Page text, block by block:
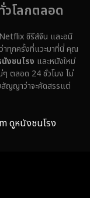
วโลกตลอด
ซีรีส์จีน และอนิ
าทุกครั้งที่แวะมาที่นี่ คุณ
งชนโรง และหนังใหม่
ตลอด 24 ชั่วโมง ไม่
ญญาว่าจะคัดสรรแต่
ดูหนังชนโรง